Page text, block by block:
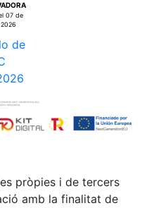
07 de
pròpies i de tercers
amb la finalitat de